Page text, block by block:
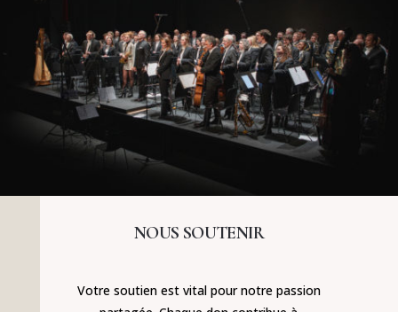
NOUS SOUTENIR
Votre soutien est vital pour notre passion